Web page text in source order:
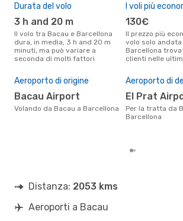
Durata del volo
3 h and 20 m
Il volo tra Bacau e Barcellona
dura, in media, 3 h and 20 m
minuti, ma può variare a
seconda di molti fattori
I voli più
130€
Il prezzo più economico per un
volo solo
Barcellona
clienti nelle
Aeroporto di origine
Bacau Airport
Volando da Bacau a Barcellona
Aeroporto di
El Prat
Per la tratta da Bacau a
Barcellona
Distanza: 2053 kms
Aeroporti a Bacau